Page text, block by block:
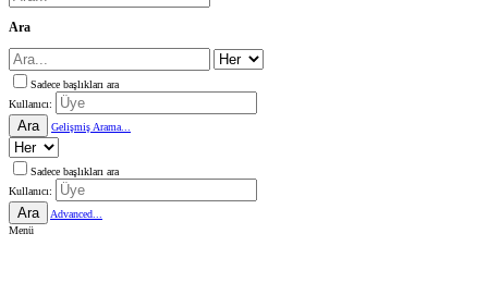
Ara
Sadece başlıkları ara
Kullanıcı:
Ara Gelişmiş Arama...
Sadece başlıkları ara
Kullanıcı:
Ara
Advanced...
Menü